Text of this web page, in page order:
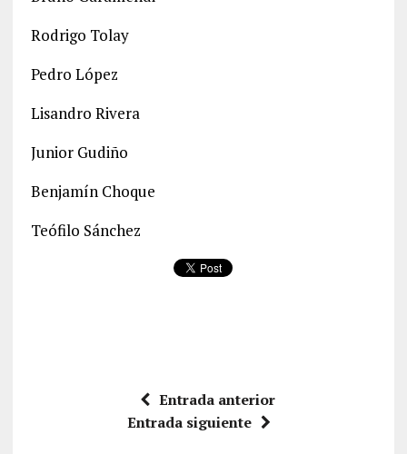
Rodrigo Tolay
Pedro López
Lisandro Rivera
Junior Gudiño
Benjamín Choque
Teófilo Sánchez
Entrada anterior
Entrada siguiente